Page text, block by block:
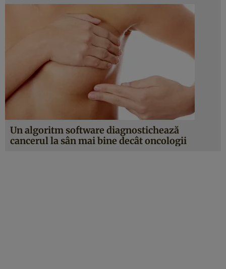
Un algoritm software diagnostichează
cancerul la sân mai bine decât oncologii